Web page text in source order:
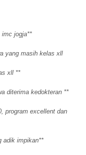
imc jogja**
yang masih kelas xll
xll **
diterima kedokteran **
program excellent dan
adik impikan**